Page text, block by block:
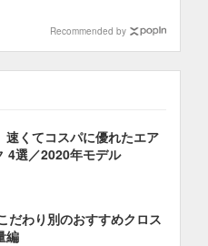
Recommended by
速くてコスパに優れたエア
4選／2020年モデル
だわり別のおすすめクロス
編